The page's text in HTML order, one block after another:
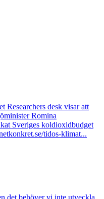
Researchers desk visar att
Romina
Sveriges koldioxidbudget
#veckanssatir magasinetkonkret.se/tidos-klimat...
det behöver vi inte utveckla